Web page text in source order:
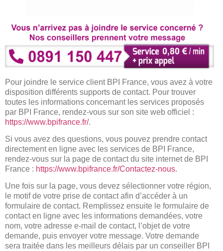
Pour joindre le service client BPI France, vous avez à votre
disposition différents supports de contact. Pour trouver
toutes les informations concernant les services proposés
par BPI France, rendez-vous sur son site web officiel :
https://www.bpifrance.fr/.
Si vous avez des questions, vous pouvez prendre contact
directement en ligne avec les services de BPI France,
rendez-vous sur la page de contact du site internet de BPI
France : https://www.bpifrance.fr/Contactez-nous.
Une fois sur la page, vous devez sélectionner votre région,
le motif de votre prise de contact afin d’accéder à un
formulaire de contact. Remplissez ensuite le formulaire de
contact en ligne avec les informations demandées, votre
nom, votre adresse e-mail de contact, l’objet de votre
demande, puis envoyer votre message. Votre demande
sera traitée dans les meilleurs délais par un conseiller BPI